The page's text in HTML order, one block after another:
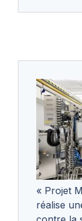
« Projet
réalise